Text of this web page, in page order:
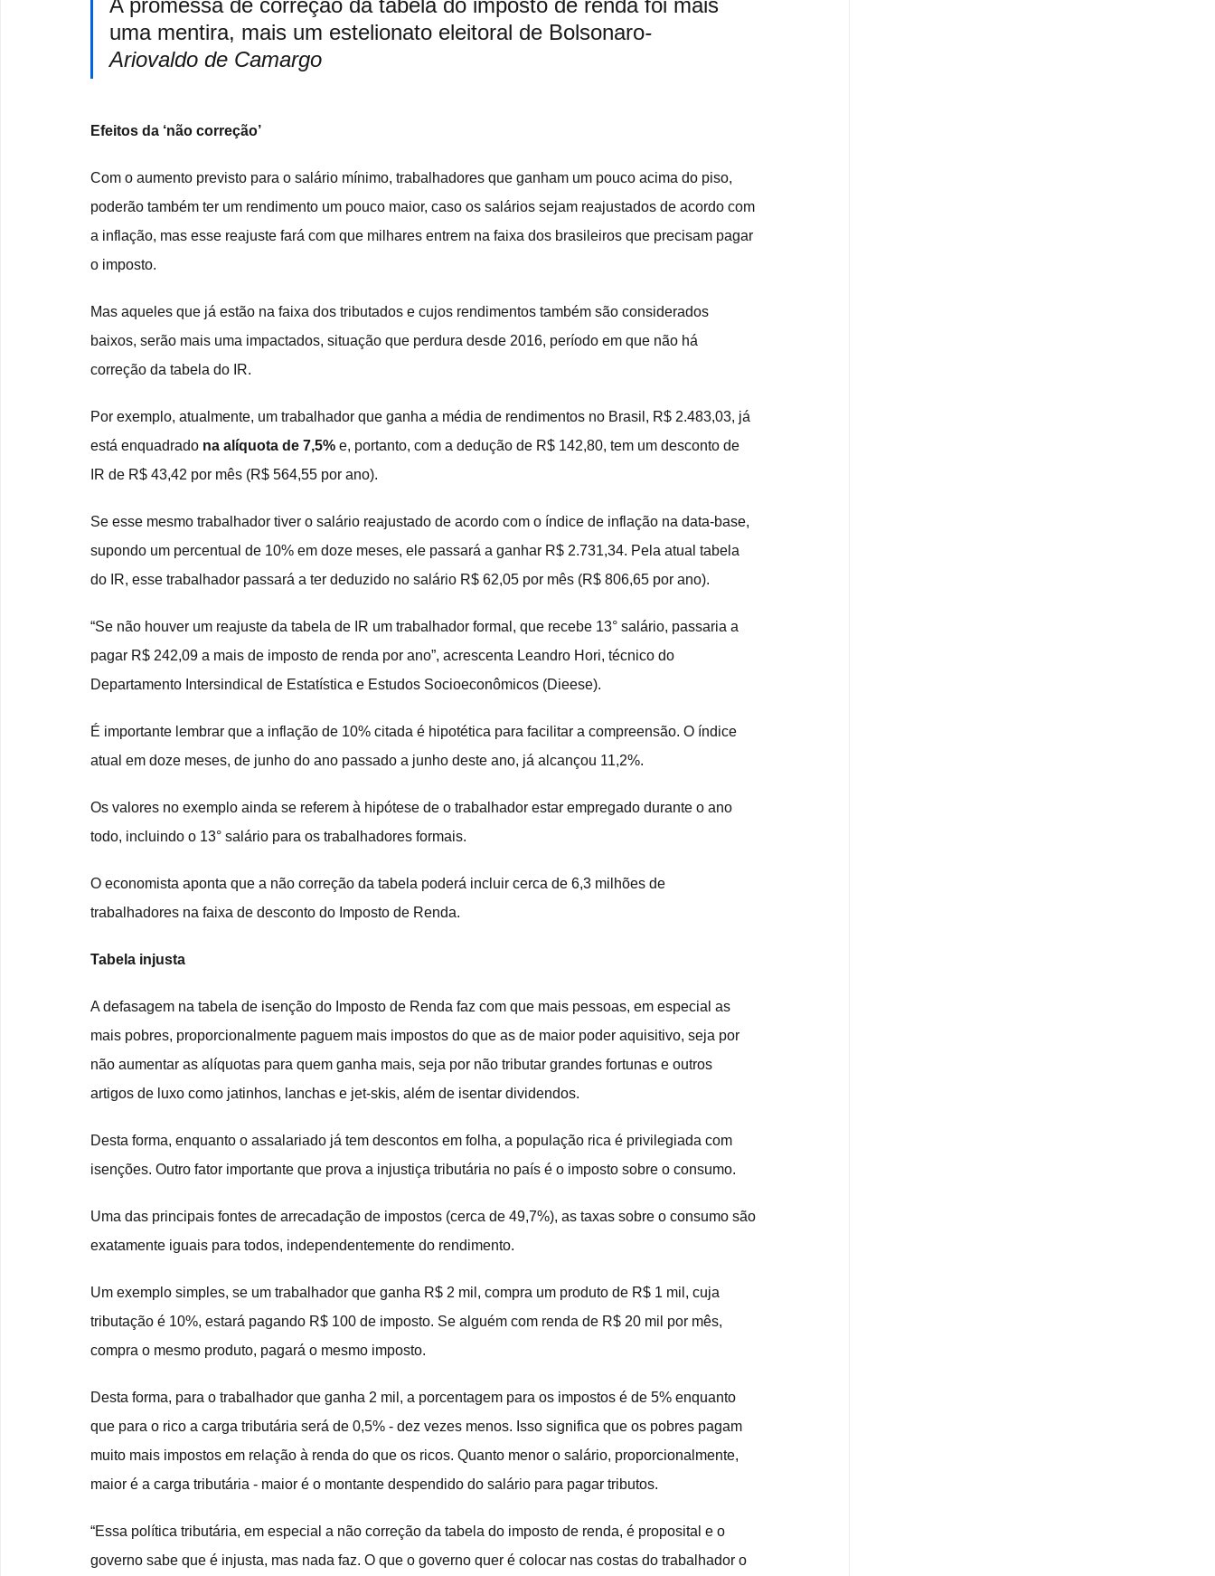
A promessa de correção da tabela do imposto de renda foi mais
uma mentira, mais um estelionato eleitoral de Bolsonaro-
Ariovaldo de Camargo
Efeitos da ‘não correção’
Com o aumento previsto para o salário mínimo, trabalhadores que ganham um pouco acima do piso,
poderão também ter um rendimento um pouco maior, caso os salários sejam reajustados de acordo com
a inflação, mas esse reajuste fará com que milhares entrem na faixa dos brasileiros que precisam pagar
o imposto.
Mas aqueles que já estão na faixa dos tributados e cujos rendimentos também são considerados
baixos, serão mais uma impactados, situação que perdura desde 2016, período em que não há
correção da tabela do IR.
Por exemplo, atualmente, um trabalhador que ganha a média de rendimentos no Brasil, R$ 2.483,03, já
está enquadrado na alíquota de 7,5% e, portanto, com a dedução de R$ 142,80, tem um desconto de
IR de R$ 43,42 por mês (R$ 564,55 por ano).
Se esse mesmo trabalhador tiver o salário reajustado de acordo com o índice de inflação na data-base,
supondo um percentual de 10% em doze meses, ele passará a ganhar R$ 2.731,34. Pela atual tabela
do IR, esse trabalhador passará a ter deduzido no salário R$ 62,05 por mês (R$ 806,65 por ano).
“Se não houver um reajuste da tabela de IR um trabalhador formal, que recebe 13° salário, passaria a
pagar R$ 242,09 a mais de imposto de renda por ano”, acrescenta Leandro Hori, técnico do
Departamento Intersindical de Estatística e Estudos Socioeconômicos (Dieese).
É importante lembrar que a inflação de 10% citada é hipotética para facilitar a compreensão. O índice
atual em doze meses, de junho do ano passado a junho deste ano, já alcançou 11,2%.
Os valores no exemplo ainda se referem à hipótese de o trabalhador estar empregado durante o ano
todo, incluindo o 13° salário para os trabalhadores formais.
O economista aponta que a não correção da tabela poderá incluir cerca de 6,3 milhões de
trabalhadores na faixa de desconto do Imposto de Renda.
Tabela injusta
A defasagem na tabela de isenção do Imposto de Renda faz com que mais pessoas, em especial as
mais pobres, proporcionalmente paguem mais impostos do que as de maior poder aquisitivo, seja por
não aumentar as alíquotas para quem ganha mais, seja por não tributar grandes fortunas e outros
artigos de luxo como jatinhos, lanchas e jet-skis, além de isentar dividendos.
Desta forma, enquanto o assalariado já tem descontos em folha, a população rica é privilegiada com
isenções. Outro fator importante que prova a injustiça tributária no país é o imposto sobre o consumo.
Uma das principais fontes de arrecadação de impostos (cerca de 49,7%), as taxas sobre o consumo são
exatamente iguais para todos, independentemente do rendimento.
Um exemplo simples, se um trabalhador que ganha R$ 2 mil, compra um produto de R$ 1 mil, cuja
tributação é 10%, estará pagando R$ 100 de imposto. Se alguém com renda de R$ 20 mil por mês,
compra o mesmo produto, pagará o mesmo imposto.
Desta forma, para o trabalhador que ganha 2 mil, a porcentagem para os impostos é de 5% enquanto
que para o rico a carga tributária será de 0,5% - dez vezes menos. Isso significa que os pobres pagam
muito mais impostos em relação à renda do que os ricos. Quanto menor o salário, proporcionalmente,
maior é a carga tributária - maior é o montante despendido do salário para pagar tributos.
“Essa política tributária, em especial a não correção da tabela do imposto de renda, é proposital e o
governo sabe que é injusta, mas nada faz. O que o governo quer é colocar nas costas do trabalhador o